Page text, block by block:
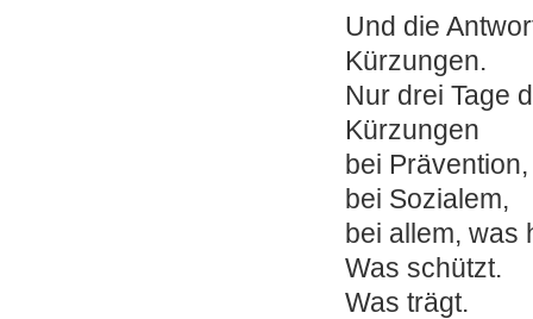
Und die
Kürzungen.
Nur drei Tage
Kürzungen
bei Prävention,
bei Sozialem,
bei allem, was
Was schützt.
Was trägt.